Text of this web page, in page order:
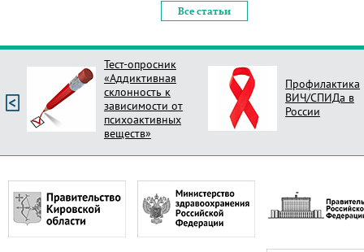
Все статьи
Тест-опросник
«Аддиктивная
склонность к
зависимости от
психоактивных
веществ»
Профилактика
ВИЧ/СПИДа в
России